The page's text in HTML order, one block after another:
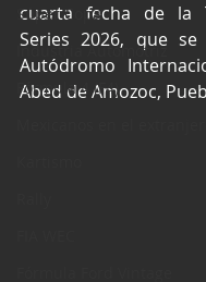
Súper Copa
Industria Automotriz
Fórmula 4 (F4)
cuarta fecha de la
Series 2026, que
Autódromo
Abed de Amozoc,